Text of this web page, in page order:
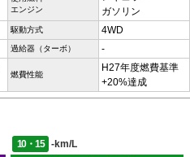
エンジン
ガソリン
駆動方式 4WD
過給器（ターボ） -
燃費性能
H27年度燃費基準
+20%達成
10・15
-km/L